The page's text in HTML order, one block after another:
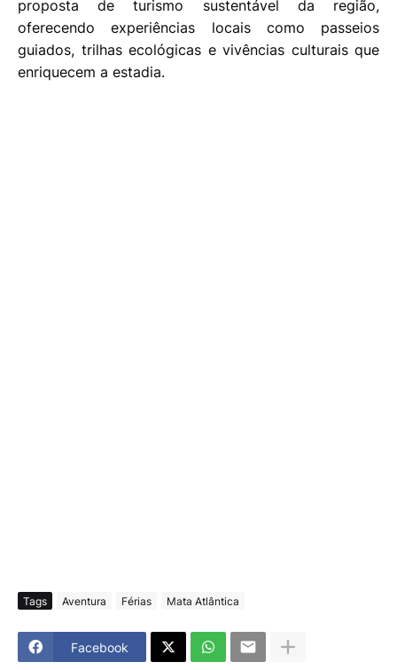
proposta de turismo sustentável da região,
oferecendo experiências locais como passeios
guiados, trilhas ecológicas e vivências culturais que
enriquecem a estadia.
Tags Aventura Férias Mata Atlântica
Facebook